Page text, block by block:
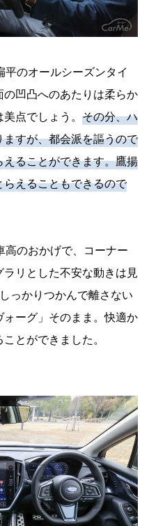
平のオールシーズンタイ
凹凸へのあたりは柔らか
点でしょう。 その分、ハ
すが、都会派を謳うので
ることができます。鷹揚
えることもできるので
高のおかげで、コーナー
リとした不安な動きは見
っかりつかんで離さない
ーグ」そのまま。快適か
とができました。